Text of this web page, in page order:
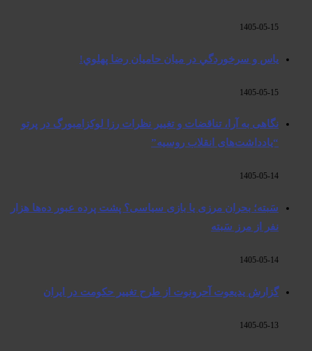
1405-05-15
ياس و سرخوردگي در ميان حاميان رضا پهلوي!
1405-05-15
نگاهی به آرا، تناقضات و تغییر نظرات رزا لوکزامبورگ در پرتو
“یادداشت‌های انقلاب روسیه”
1405-05-14
سَبته؛ بحران مرزی یا بازی سیاسی؟ پشت پرده عبور ده‌ها هزار
نفر از مرز سَبته
1405-05-14
گزارش یدیعوت آحرونوت از طرح تغییر حکومت در ایران
1405-05-13